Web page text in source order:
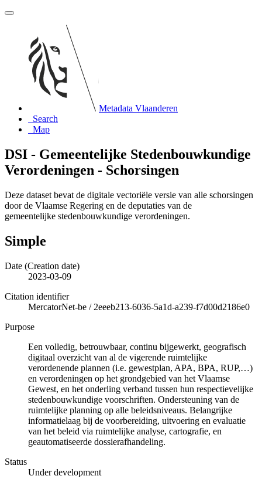
Metadata Vlaanderen
Search
Map
DSI - Gemeentelijke Stedenbouwkundige
Verordeningen - Schorsingen
Deze dataset bevat de digitale vectoriële versie van alle schorsingen
door de Vlaamse Regering en de deputaties van de
gemeentelijke stedenbouwkundige verordeningen.
Simple
Date (Creation date)
2023-03-09
Citation identifier
MercatorNet-be / 2eeeb213-6036-5a1d-a239-f7d00d2186e0
Purpose
Een volledig, betrouwbaar, continu bijgewerkt, geografisch
digitaal overzicht van al de vigerende ruimtelijke
verordenende plannen (i.e. gewestplan, APA, BPA, RUP,…)
en verordeningen op het grondgebied van het Vlaamse
Gewest, en het onderling verband tussen hun respectievelijke
stedenbouwkundige voorschriften. Ondersteuning van de
ruimtelijke planning op alle beleidsniveaus. Belangrijke
informatielaag bij de voorbereiding, uitvoering en evaluatie
van het beleid via ruimtelijke analyse, cartografie, en
geautomatiseerde dossierafhandeling.
Status
Under development